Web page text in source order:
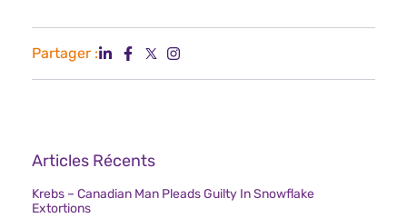
Partager :
Articles Récents
Krebs – Canadian Man Pleads Guilty In Snowflake
Extortions